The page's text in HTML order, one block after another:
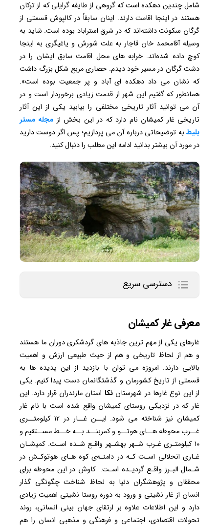
شامل چندین دهکده است که گروهی از طایفه گرایلی که از ترکان
هستند در اینجا اقامت دارند. اینان سابقاً در کالپوش قسمتی از
گرگان سکونت داشته‌اند که در شرق استراباد بوده ‌است. شاید به
وسیله آقامحمد خان قاجار به علت شورش و یاغیگری به اینجا
کوچ داده شده‌اند. خرابه‌ های محل اقامت سابق ایشان را در
دشت گرگان در مسیر خود دیدم. حصاری مربع شکل بزرگ داشت
که نشان می‌ داد دهکده ای آباد و پر جمعیت بوده ‌است».
همانطور که گفتیم این شهر از قدمت زیادی برخوردار است و در
آن می توانید آثار تاریخی مختلفی را بیابید یکی از این آثار
تاریخی غار کمیشان نام دارد که در این بخش از مجله مستر
بلیط به توضیحاتی درباره آن می پردازیم؛ پس اگر دوست دارید
در مورد آن بیشتر بدانید ادامه این مطلب را دنبال کنید.
دسترسی سریع
معرفی غار کمیشان
غارهای یکی از مهم ترین جاذبه های گردشکری دوران ما هستند
و هم از لحاظ تاریخی و هم از حیث طبیعی ارزش و اهمیت
بالایی دارند. امروزه می توان با بازدید از این پدیده ها به
قسمتی از تاریخ کشورمان و گذشتگانمان دست پیدا کنیم. یکی
از این نوع غارها در شهرستاننکا استان مازندران قرار دارد. این
غار که در نزدیکی روستای کمیشان واقع شده است با نام غار
کمیشان نیز شناخته می شود. ایــن غــار در ۱۲ کیلومتــری
غــرب محوطه هــای هوتــو و کمربنــد بــه خــط مســتقیم و
۱۰ کیلومتـری غـرب شـهر بهشـهر واقـع شـده اسـت. کمیشـان
غـاری انحلالی اسـت کـه در دامنـه‌ی کوه هـای هوتوکـش در
شـمال البـرز واقـع گردیـده اسـت. کاوش در این محوطه برای
محققان و پژوهشگران دنیا به لحاظ شناخت چگونگی گذار
انسان از غار نشینی و ورود به دوره روستا نشینی اهمیت زیادی
دارد و این اطلاعات علاوه بر ارتقای جهان بینی انسانی، روند
تحولات اقتصادی، اجتماعی و فرهنگی و مذهبی انسان را هم